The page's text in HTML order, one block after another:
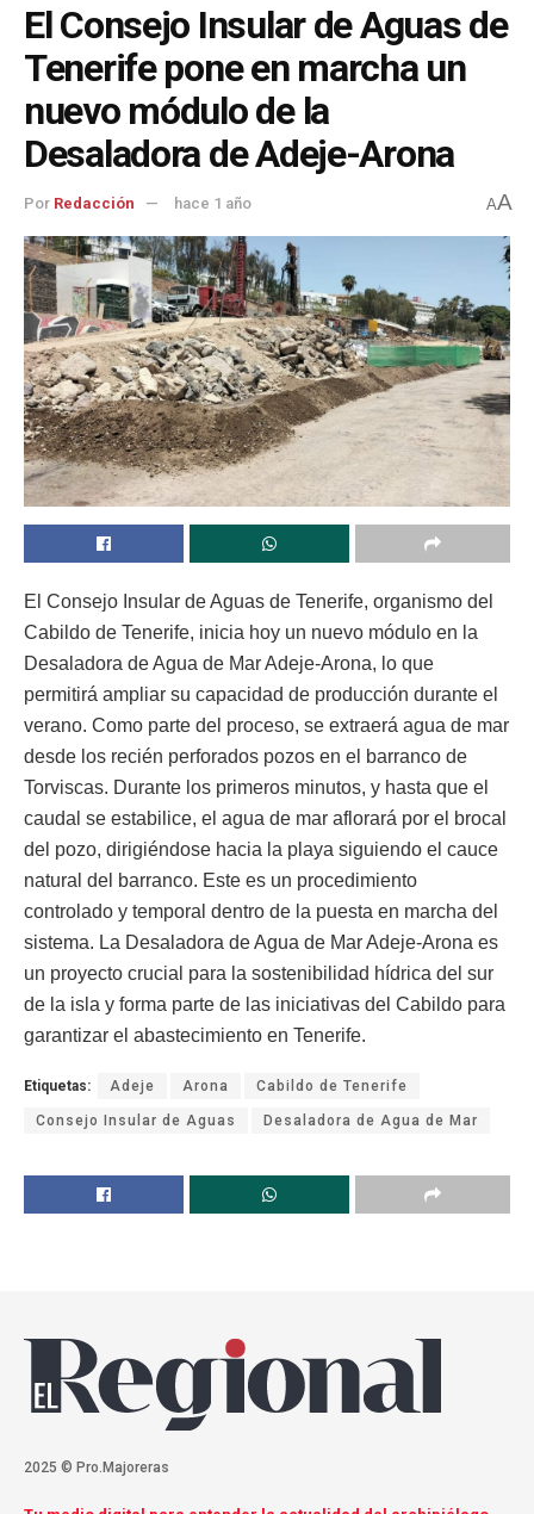
El Consejo Insular de Aguas de
Tenerife pone en marcha un
nuevo módulo de la
Desaladora de Adeje-Arona
Por Redacción hace 1 año AA
El Consejo Insular de Aguas de Tenerife, organismo del
Cabildo de Tenerife, inicia hoy un nuevo módulo en la
Desaladora de Agua de Mar Adeje-Arona, lo que
permitirá ampliar su capacidad de producción durante el
verano. Como parte del proceso, se extraerá agua de mar
desde los recién perforados pozos en el barranco de
Torviscas. Durante los primeros minutos, y hasta que el
caudal se estabilice, el agua de mar aflorará por el brocal
del pozo, dirigiéndose hacia la playa siguiendo el cauce
natural del barranco. Este es un procedimiento
controlado y temporal dentro de la puesta en marcha del
sistema. La Desaladora de Agua de Mar Adeje-Arona es
un proyecto crucial para la sostenibilidad hídrica del sur
de la isla y forma parte de las iniciativas del Cabildo para
garantizar el abastecimiento en Tenerife.
Etiquetas: Adeje Arona Cabildo de Tenerife
Consejo Insular de Aguas Desaladora de Agua de Mar
2025 © Pro.Majoreras